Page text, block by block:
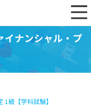
イナンシャル・プ
級【学科試験】